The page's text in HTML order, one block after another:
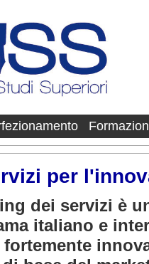
per
dei servizi è
italiano e